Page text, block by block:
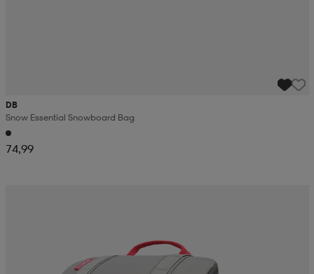
DB
Snow Essential Snowboard Bag
74,99